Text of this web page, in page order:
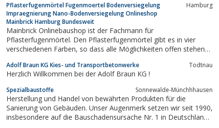
Pflasterfugenmörtel Fugenmoertel Bodenversiegelung
Impraegnierung Nano-Bodenversiegelung Onlineshop
Mainbrick Hamburg Bundesweit
Hamburg
Mainbrick Onlinebaushop ist der Fachmann für
Pflasterfugenmörtel. Den Pflasterfugenmörtel gibt es in vier
verschiedenen Farben, so dass alle Möglichkeiten offen stehen
Leistungsspektrum umfasst Pflasterfugenmörtel, Nano
Bodenversieglung sowie Imprägnierungen für alle Bereiche...
Adolf Braun KG Kies- und Transportbetonwerke Todtnau
Herzlich Willkommen bei der Adolf Braun KG !
Spezialbaustoffe Sonnewalde-Münchhhausen
Herstellung und Handel von bewährten Produkten für die
Sanierung von Gebäuden. Unser Augenmerk setzen wir seit 1990,
insbesondere auf die Bauschadensursache Nr. 1 in Deutschland,